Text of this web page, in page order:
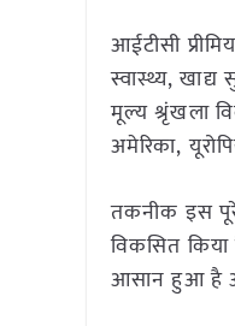
आईटीसी
स्वास्थ्य,
मूल्य श्रृंखला
अमेरिका,
तकनीक इस पूरे
विकसित
आसान हुआ है